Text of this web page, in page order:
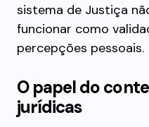
sistema de Justiça
funcionar como
percepções pessoais.
O papel do
jurídicas